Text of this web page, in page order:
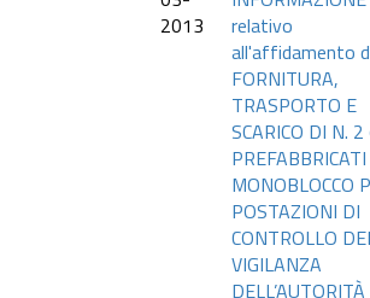
2013
relativo
all'affidamento
FORNITURA,
TRASPORTO E
SCARICO DI N. 2
PREFABBRICATI
MONOBLOCCO
POSTAZIONI DI
CONTROLLO
VIGILANZA
DELL’AUTORITÀ